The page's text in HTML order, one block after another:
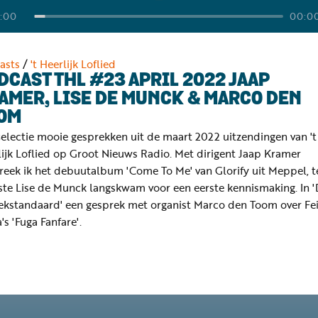
/'t Heerlijk Loflied
THL #23 APRIL 2022 JAAP
LISE DE MUNCK & MARCO DEN
mooie gesprekken uit de maart 2022 uitzendingen van 't
Loflied op Groot Nieuws Radio. Met dirigent Jaap Kramer
ik het debuutalbum 'Come To Me' van Glorify uit Meppel,
Lise de Munck langskwam voor een eerste kennismaking. In
een gesprek met organist Marco den Toom over
'Fuga Fanfare'.